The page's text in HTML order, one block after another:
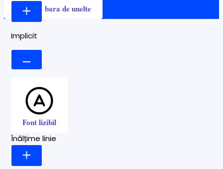
Ascunde bara de unelte
Implicit
Font lizibil
Înălțime linie